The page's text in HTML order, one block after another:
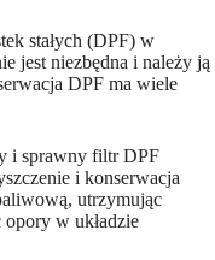
stałych (DPF) w
jest niezbędna i należy ją
DPF ma wiele
i sprawny filtr DPF
i konserwacja
utrzymując
w układzie